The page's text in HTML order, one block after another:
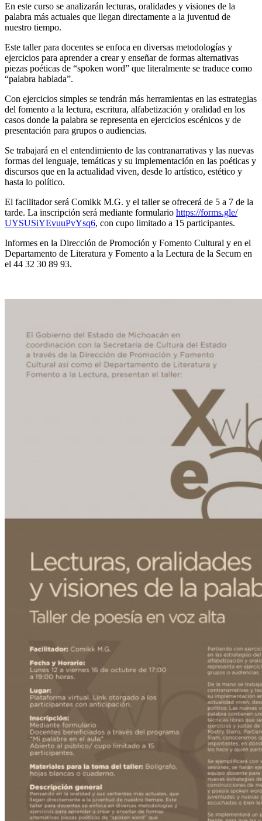
En este curso se analizarán lecturas, oralidades y visiones de la
palabra más actuales que llegan directamente a la juventud de
nuestro tiempo.
Este taller para docentes se enfoca en diversas metodologías y
ejercicios para aprender a crear y enseñar de formas alternativas
piezas poéticas de “spoken word” que literalmente se traduce como
“palabra hablada”.
Con ejercicios simples se tendrán más herramientas en las estrategias
del fomento a la lectura, escritura, alfabetización y oralidad en los
casos donde la palabra se representa en ejercicios escénicos y de
presentación para grupos o audiencias.
Se trabajará en el entendimiento de las contranarrativas y las nuevas
formas del lenguaje, temáticas y su implementación en las poéticas y
discursos que en la actualidad viven, desde lo artístico, estético y
hasta lo político.
El facilitador será Comikk M.G. y el taller se ofrecerá de 5 a 7 de la
tarde. La inscripción será mediante formulario https://forms.gle/
UYSUSiYEvuuPvYsq6, con cupo limitado a 15 participantes.
Informes en la Dirección de Promoción y Fomento Cultural y en el
Departamento de Literatura y Fomento a la Lectura de la Secum en
el 44 32 30 89 93.